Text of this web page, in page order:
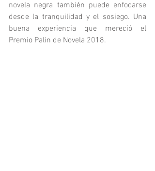
novela negra también puede enfocarse
desde la tranquilidad y el sosiego. Una
buena experiencia que mereció el
Premio Palin de Novela 2018.